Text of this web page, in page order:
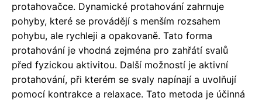
protahovačce. Dynamické protahování zahrnuje
pohyby, které se provádějí s menším rozsahem
pohybu, ale rychleji a opakovaně. Tato forma
protahování je vhodná zejména pro zahřátí svalů
před fyzickou aktivitou. Další možností je aktivní
protahování, při kterém se svaly napínají a uvolňují
pomocí kontrakce a relaxace. Tato metoda je účinná